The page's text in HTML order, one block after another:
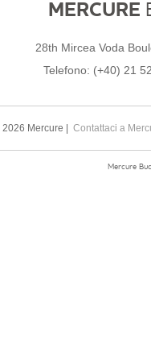
MERCURE
28th Mircea Voda
Telefono: (+40) 21
Mercure | Contattaci a
Mercure